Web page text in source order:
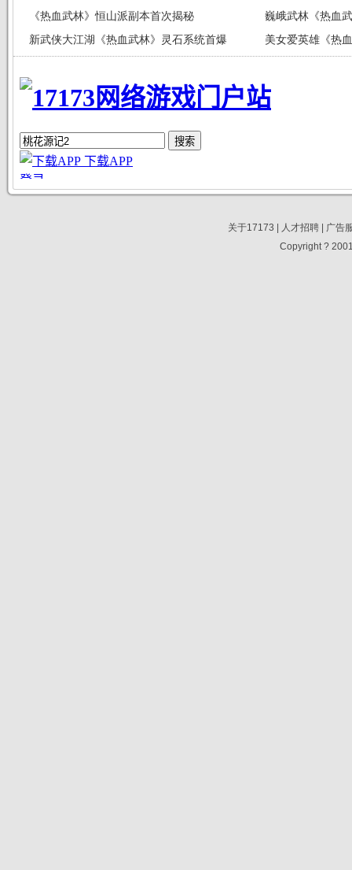
《热血武林》恒山派副本首次揭秘
巍峨武林《热血
新武侠大江湖《热血武林》灵石系统首爆
美女爱英雄《热
关于17173 人才招聘|
广告
Copyright ?